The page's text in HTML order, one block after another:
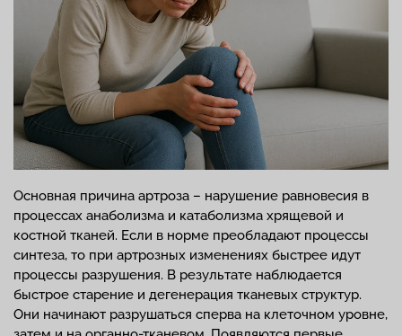
Основная причина артроза – нарушение равновесия в
процессах анаболизма и катаболизма хрящевой и
костной тканей. Если в норме преобладают процессы
синтеза, то при артрозных изменениях быстрее идут
процессы разрушения. В результате наблюдается
быстрое старение и дегенерация тканевых структур.
Они начинают разрушаться сперва на клеточном уровне,